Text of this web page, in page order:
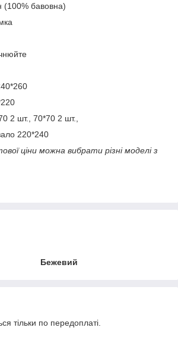
(100% бавовна)
2 шт., 70*70 2 шт.,
220*240
ціни можна вибрати різні моделі з
Бежевий
тільки по передоплаті.